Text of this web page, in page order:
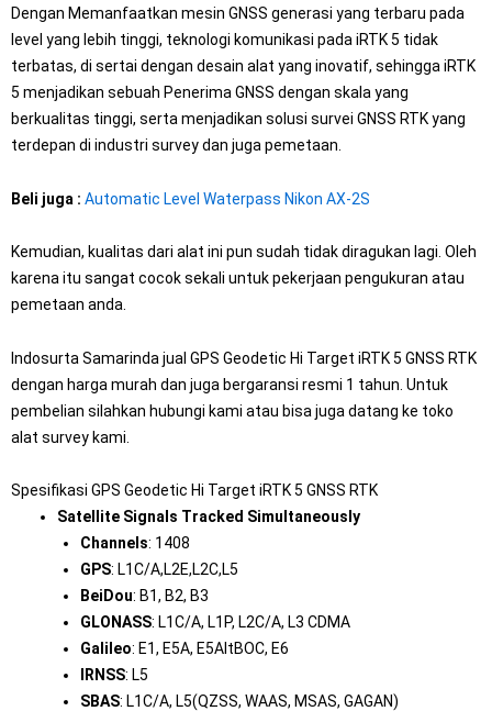
Dengan Memanfaatkan mesin GNSS generasi yang terbaru pada
level yang lebih tinggi, teknologi komunikasi pada iRTK 5 tidak
terbatas, di sertai dengan desain alat yang inovatif, sehingga iRTK
5 menjadikan sebuah Penerima GNSS dengan skala yang
berkualitas tinggi, serta menjadikan solusi survei GNSS RTK yang
terdepan di industri survey dan juga pemetaan.
Beli juga : Automatic Level Waterpass Nikon AX-2S
Kemudian, kualitas dari alat ini pun sudah tidak diragukan lagi. Oleh
karena itu sangat cocok sekali untuk pekerjaan pengukuran atau
pemetaan anda.
Indosurta Samarinda jual GPS Geodetic Hi Target iRTK 5 GNSS RTK
dengan harga murah dan juga bergaransi resmi 1 tahun. Untuk
pembelian silahkan hubungi kami atau bisa juga datang ke toko
alat survey kami.
Spesifikasi GPS Geodetic Hi Target iRTK 5 GNSS RTK
Satellite Signals Tracked Simultaneously
Channels: 1408
GPS: L1C/A,L2E,L2C,L5
BeiDou: B1, B2, B3
GLONASS: L1C/A, L1P, L2C/A, L3 CDMA
Galileo: E1, E5A, E5AltBOC, E6
IRNSS: L5
SBAS: L1C/A, L5(QZSS, WAAS, MSAS, GAGAN)